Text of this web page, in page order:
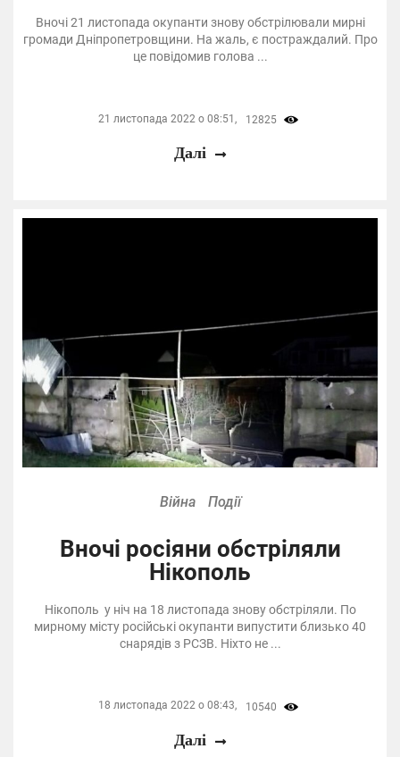
Вночі 21 листопада окупанти знову обстрілювали мирні
громади Дніпропетровщини. На жаль, є постраждалий. Про
це повідомив голова ...
21 листопада 2022 о 08:51, 12825
Далі
Війна Події
Вночі росіяни обстріляли
Нікополь
Нікополь у ніч на 18 листопада знову обстріляли. По
мирному місту російські окупанти випустити близько 40
снарядів з РСЗВ. Ніхто не ...
18 листопада 2022 о 08:43, 10540
Далі